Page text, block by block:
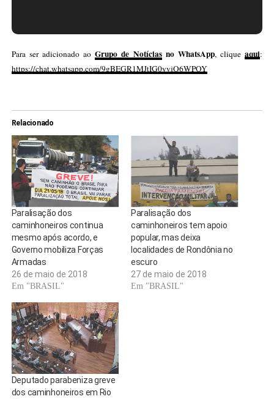
Para ser adicionado aoGrupo de Notíciasno WhatsApp, cliqueaqui:
https://chat.whatsapp.com/9gBEGR1MJtIG0yvjO6WPOY
Relacionado
Paralisação dos
caminhoneiros continua
mesmo após acordo, e
Governo mobiliza Forças
Armadas
26 de maio de 2018
Em "BRASIL"
Paralisação dos
caminhoneiros tem apoio
popular, mas deixa
localidades de Rondônia no
escuro
27 de maio de 2018
Em "BRASIL"
Deputado parabeniza greve
dos caminhoneiros em Rio